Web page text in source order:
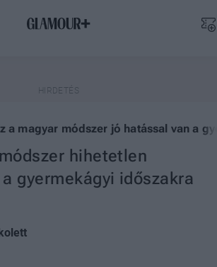
a magyar módszer jó hatással van a
hihetetlen
gyermekágyi időszakra